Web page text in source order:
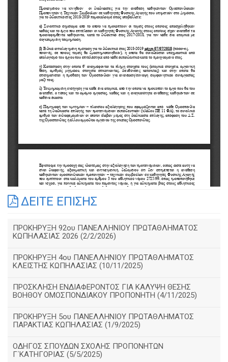
ΔΕΙΤΕ ΕΠΙΣΗΣ
ΠΡΟΚΗΡΥΞΗ 92ου ΠΑΝΕΛΛΗΝΙΟΥ ΠΡΩΤΑΘΛΗΜΑΤΟΣ
ΚΩΠΗΛΑΣΙΑΣ 2026 (2/2/2026)
ΠΡΟΚΗΡΥΞΗ 4ου ΠΑΝΕΛΛΗΝΙΟΥ ΠΡΩΤΑΘΛΗΜΑΤΟΣ
ΚΛΕΙΣΤΗΣ ΚΩΠΗΛΑΣΙΑΣ (10/11/2025)
ΠΡΟΣΚΛΗΣΗ ΕΝΔΙΑΦΕΡΟΝΤΟΣ ΓΙΑ ΚΑΛΥΨΗ ΘΕΣΗΣ
ΒΟΗΘΟΥ ΟΜΟΣΠΟΝΔΙΑΚΟΥ ΠΡΟΠΟΝΗΤΗ (4/11/2025)
ΠΡΟΚΗΡΥΞΗ 5ου ΠΑΝΕΛΛΗΝΙΟΥ ΠΡΩΤΑΘΛΗΜΑΤΟΣ
ΠΑΡΑΚΤΙΑΣ ΚΩΠΗΛΑΣΙΑΣ (1/9/2025)
ΟΔΗΓΟΣ ΣΠΟΥΔΩΝ ΣΧΟΛΗΣ ΠΡΟΠΟΝΗΤΩΝ
Γ΄ΚΑΤΗΓΟΡΙΑΣ (5/5/2025)